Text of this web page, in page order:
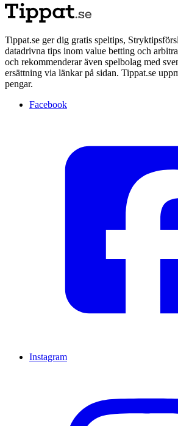
Tippat.se ger dig gratis speltips,
datadrivna tips inom value betting och
och rekommenderar även spelbolag med
ersättning via länkar på sidan. Tippat.se
pengar.
Facebook
Instagram